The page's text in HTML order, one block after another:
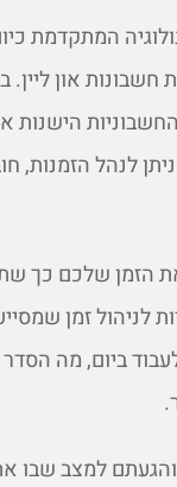
המתקדמת
און ליין.
הישנות
לנהל הזמנות,
שלכם כך
לניהול זמן
ביום, מה
למצב שבו